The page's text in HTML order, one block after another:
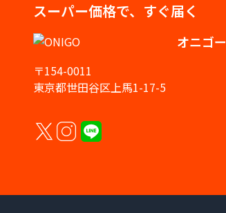
スーパー価格で、すぐ届く
オニゴー
〒154-0011
東京都世田谷区上馬1-17-5